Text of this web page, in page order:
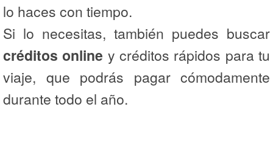
lo haces con tiempo.
Si lo necesitas, también puedes buscar
créditos online y créditos rápidos para tu
viaje, que podrás pagar cómodamente
durante todo el año.